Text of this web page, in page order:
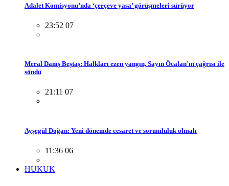
Adalet Komisyonu’nda ‘çerçeve yasa’ görüşmeleri sürüyor
23:52 07
Meral Danış Beştaş: Halkları ezen yangın, Sayın Öcalan’ın çağrısı ile
söndü
21:11 07
Ayşegül Doğan: Yeni dönemde cesaret ve sorumluluk olmalı
11:36 06
HUKUK